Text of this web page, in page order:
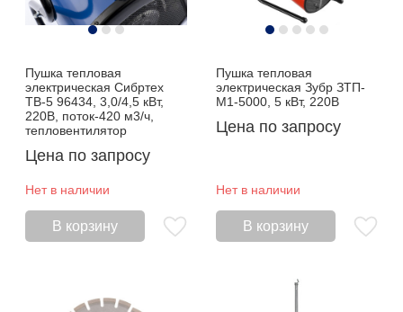
Пушка тепловая
электрическая Сибртех
ТВ-5 96434, 3,0/4,5 кВт,
220В, поток-420 м3/ч,
тепловентилятор
Цена по запросу
Нет в наличии
В корзину
Пушка тепловая
электрическая Зубр ЗТП-
М1-5000, 5 кВт, 220В
Цена по запросу
Нет в наличии
В корзину